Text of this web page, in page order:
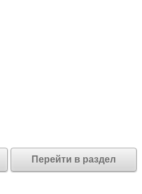
Перейти в раздел